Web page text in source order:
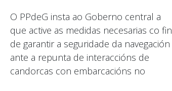
O PPdeG insta ao Goberno central a
que active as medidas necesarias co fin
de garantir a seguridade da navegación
ante a repunta de interaccións de
candorcas con embarcacións no